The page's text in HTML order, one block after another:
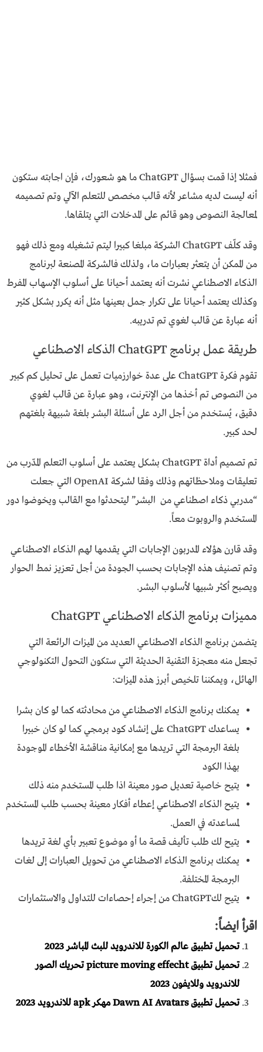
فمثلا إذا قمت بسؤال ChatGPT ما هو شعورك، فإن اجابته ستكون
أنه ليست لديه مشاعر لأنه قالب مخصص للتعلم الآلي وتم تصميمه
لمعالجة النصوص وهو قائم على المدخلات التي يتلقاها.
وقد كلّف ChatGPT الشركة مبلغا كبيرا ليتم تشغيله ومع ذلك فهو
من الممكن أن يتعثر بعبارات ما، ولذلك فالشركة المصنعة لبرنامج
الذكاء الاصطناعي نشرت أنه يعتمد أحيانا على أسلوب الإسهاب المفرط
وكذلك يعتمد أحيانا على تكرار جمل بعينها مثل أنه يكرر بشكل كثير
أنه عبارة عن قالب لغوي تم تدريبه.
طريقة عمل برنامج ChatGPT الذكاء الاصطناعي
تقوم فكرة ChatGPT على عدة خوارزميات تعمل على تحليل كم كبير
من النصوص تم أخذها من الإنترنت، وهو عبارة عن قالب لغوي
دقيق، يُستخدم من أجل الرد على أسئلة البشر بلغة شبيهة بلغتهم
لحد كبير.
تم تصميم أداة ChatGPT بشكل يعتمد على أسلوب التعلم المدّرب من
تعليقات وملاحظاتهم وذلك وفقا لشركة OpenAI التي جعلت
“مدربي ذكاء اصطناعي من البشر” ليتحدثوا مع القالب ويخوضوا دور
المستخدم والروبوت معاً.
وقد قارن هؤلاء المدربون الإجابات التي يقدمها لهم الذكاء الاصطناعي
وتم تصنيف هذه الإجابات بحسب الجودة من أجل تعزيز نمط الحوار
ويصبح أكثر شبيها لأسلوب البشر.
مميزات برنامج الذكاء الاصطناعي ChatGPT
يتضمن برنامج الذكاء الاصطناعي العديد من الميزات الرائعة التي
تجعل منه معجزة التقنية الحديثة التي ستكون التحول التكنولوجي
الهائل، ويمكننا تلخيص أبرز هذه الميزات:
يمكنك برنامج الذكاء الاصطناعي من محادثته كما لو كان بشرا
يساعدك ChatGPT على إنشاد كود برمجي كما لو كان خبيرا
بلغة البرمجة التي تريدها مع إمكانية مناقشة الأخطاء الموجودة
بهذا الكود
يتيح خاصية تعديل صور معينة اذا طلب المستخدم منه ذلك
يتيح الذكاء الاصطناعي إعطاء أفكار معينة بحسب طلب المستخدم
لمساعدته في العمل.
يتيح لك طلب تأليف قصة ما أو موضوع تعبير بأي لغة تريدها
يمكنك برنامج الذكاء الاصطناعي من تحويل العبارات إلى لغات
البرمجة المختلفة.
يتيح لكChatGPT من إجراء إحصاءات للتداول والاستثمارات
اقرأ ايضاً:
تحميل تطبيق عالم الكورة للاندرويد للبث المباشر 2023
تحميل تطبيق picture moving effecht تحريك الصور
للاندرويد وللايفون 2023
تحميل تطبيق Dawn AI Avatars مهكر apk للاندرويد 2023